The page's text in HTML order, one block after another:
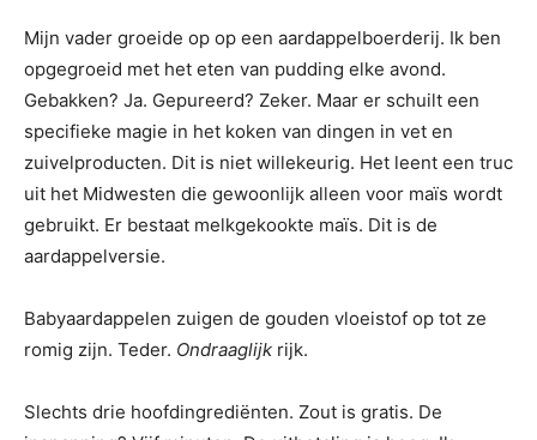
Mijn vader groeide op op een aardappelboerderij. Ik ben
opgegroeid met het eten van pudding elke avond.
Gebakken? Ja. Gepureerd? Zeker. Maar er schuilt een
specifieke magie in het koken van dingen in vet en
zuivelproducten. Dit is niet willekeurig. Het leent een truc
uit het Midwesten die gewoonlijk alleen voor maïs wordt
gebruikt. Er bestaat melkgekookte maïs. Dit is de
aardappelversie.
Babyaardappelen zuigen de gouden vloeistof op tot ze
romig zijn. Teder. Ondraaglijk rijk.
Slechts drie hoofdingrediënten. Zout is gratis. De